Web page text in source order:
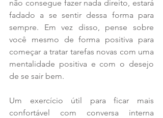
não consegue fazer nada direito, estará
fadado a se sentir dessa forma para
sempre. Em vez disso, pense sobre
você mesmo de forma positiva para
começar a tratar tarefas novas com uma
mentalidade positiva e com o desejo
de se sair bem.
Um exercício útil para ficar mais
confortável com conversa interna